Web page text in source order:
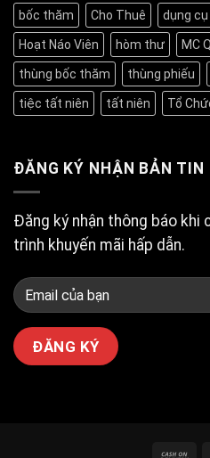
tưởng
nhất
Bình
Thạnh
tổ
chức
tiệc
tất
niên
hàng
đầu
Quận
4
Z
Nhà
hàng
Quá
Ngon:
“Tọa
độ”
tổ
chức
tiệc
ngon
bổ
Bình?
bốc thăm Cho Thuê dụng
Hoạt Náo Viên hòm thư MC
thùng bốc thăm thùng phiếu
tiệc tất niên tất niên Tổ
ĐĂNG KÝ NHẬN BẢN TIN
Đăng ký nhận thông báo khi
trình khuyến mãi hấp dẫn.